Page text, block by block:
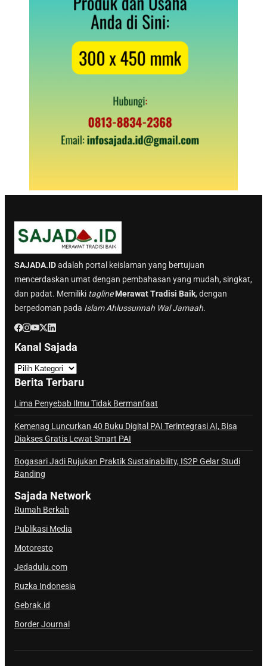
SAJADA.IDadalah portal keislaman yang bertujuan
mencerdaskan umat dengan pembahasan yang mudah, singkat,
dan padat. Memiliki tagline Merawat Tradisi Baik, dengan
berpedoman pada Islam Ahlussunnah Wal Jamaah.
Kanal Sajada
a
n
a
l
S
j
a
Berita Terbaru
Lima Penyebab Ilmu Tidak Bermanfaat
Kemenag Luncurkan 40 Buku Digital PAI Terintegrasi AI, Bisa
Diakses Gratis Lewat Smart PAI
Bogasari Jadi Rujukan Praktik Sustainability, IS2P Gelar Studi
Banding
Sajada Network
Rumah Berkah
Publikasi Media
Motoresto
Jedadulu.com
Ruzka Indonesia
Gebrak.id
Border Journal